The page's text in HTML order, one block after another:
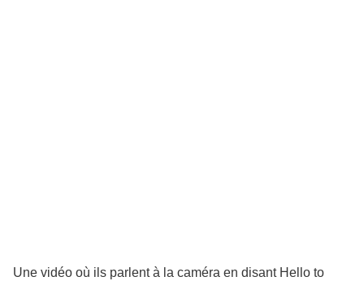
Une vidéo où ils parlent à la caméra en disant Hello to